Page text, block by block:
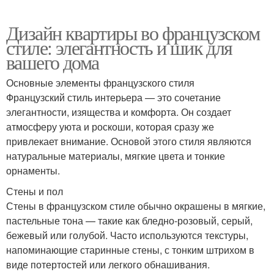
Дизайн квартиры во французском
стиле: элегантность и шик для
вашего дома
Основные элементы французского стиля
Французский стиль интерьера — это сочетание
элегантности, изящества и комфорта. Он создает
атмосферу уюта и роскоши, которая сразу же
привлекает внимание. Основой этого стиля являются
натуральные материалы, мягкие цвета и тонкие
орнаменты.
Стены и пол
Стены в французском стиле обычно окрашены в мягкие,
пастельные тона — такие как бледно-розовый, серый,
бежевый или голубой. Часто используются текстуры,
напоминающие старинные стены, с тонким штрихом в
виде потертостей или легкого обнашивания.